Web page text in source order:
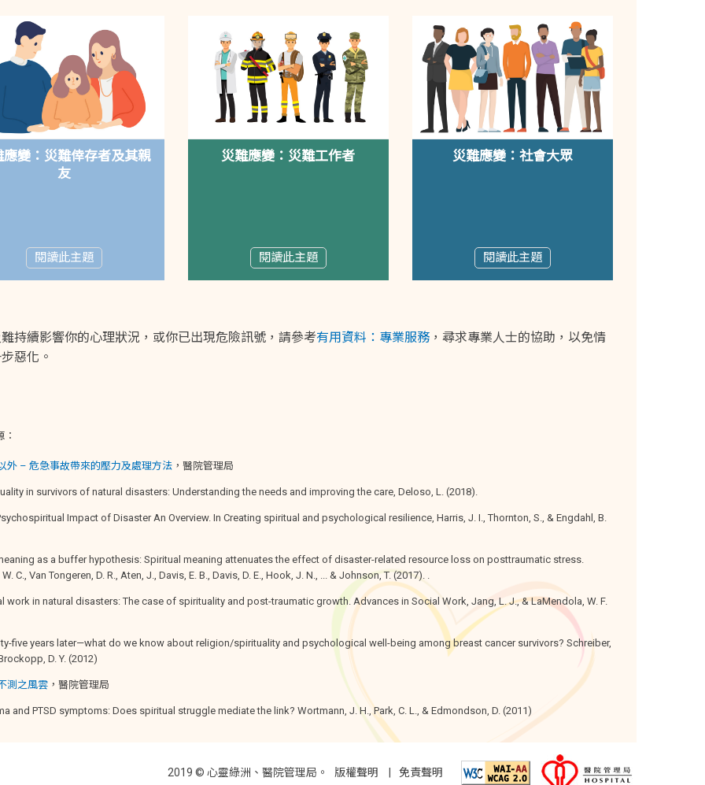
應變：災難倖存者及其親
友
閱讀此主題
災難應變：災難工作者
閱讀此主題
災難應變：社會大眾
閱讀此主題
持續影響你的心理狀況，或你已出現危險訊號，請參考有用資料：專業服務 ，尋求專業人士的協助，以免情
惡化。
外 – 危急事故帶來的壓力及處理方法 ，醫院管理局
in survivors of natural disasters: Understanding the needs and improving the care, Deloso, L. (2018).
Impact of Disaster An Overview. In Creating spiritual and psychological resilience, Harris, J. I., Thornton, S., & Engdahl, B.
as a buffer hypothesis: Spiritual meaning attenuates the effect of disaster-related resource loss on posttraumatic stress.
C., Van Tongeren, D. R., Aten, J., Davis, E. B., Davis, D. E., Hook, J. N., ... & Johnson, T. (2017). .
work in natural disasters: The case of spirituality and post-traumatic growth. Advances in Social Work, Jang, L. J., & LaMendola, W. F.
five years later—what do we know about religion/spirituality and psychological well-being among breast cancer survivors? Schreiber,
D. Y. (2012)
測之風雲 ，醫院管理局
and PTSD symptoms: Does spiritual struggle mediate the link? Wortmann, J. H., Park, C. L., & Edmondson, D. (2011)
2019 © 心靈綠洲、醫院管理局。 版權聲明 免責聲明